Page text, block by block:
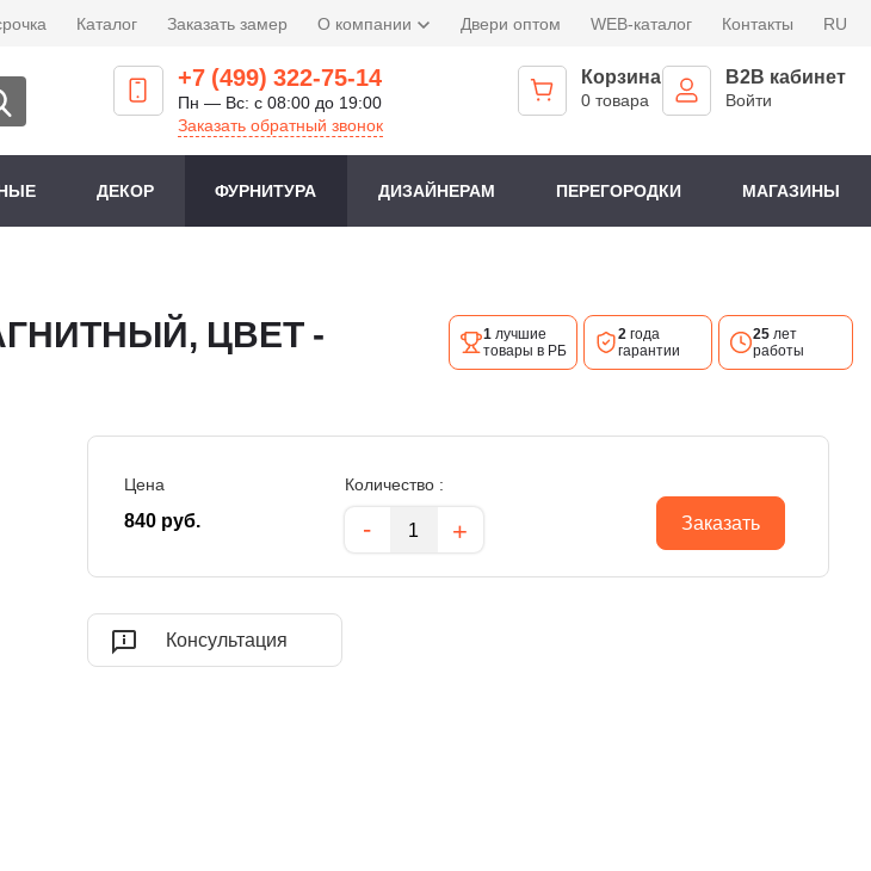
Каталог Заказать замер О компании Двери оптом WEB-каталог Контакты RU
+7 (499) 322-75-14
Пн — Вс: с 08:00 до 19:00
Заказать обратный звонок
Корзина
0 товара
B2B кабинет
Войти
ДЕКОР ФУРНИТУРА ДИЗАЙНЕРАМ ПЕРЕГОРОДКИ МАГАЗИНЫ
ЦВЕТ -
1лучшие
товары в РБ
2года
гарантии
25лет
работы
Цена
840 руб.
Количество :
Количество
- + Заказать
Консультация